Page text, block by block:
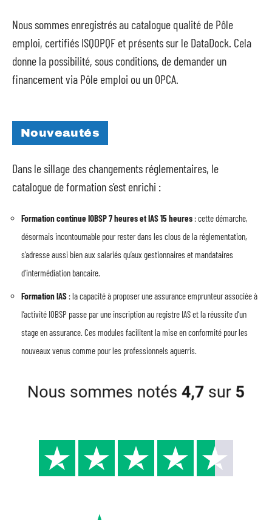
Nous sommes enregistrés au catalogue qualité de Pôle
emploi, certifiés ISQOPQF et présents sur le DataDock. Cela
donne la possibilité, sous conditions, de demander un
financement via Pôle emploi ou un OPCA.
Nouveautés
Dans le sillage des changements réglementaires, le
catalogue de formation s’est enrichi :
Formation continue IOBSP 7 heures et IAS 15 heures : cette démarche,
désormais incontournable pour rester dans les clous de la réglementation,
s’adresse aussi bien aux salariés qu’aux gestionnaires et mandataires
d’intermédiation bancaire.
Formation IAS : la capacité à proposer une assurance emprunteur associée à
l’activité IOBSP passe par une inscription au registre IAS et la réussite d’un
stage en assurance. Ces modules facilitent la mise en conformité pour les
nouveaux venus comme pour les professionnels aguerris.